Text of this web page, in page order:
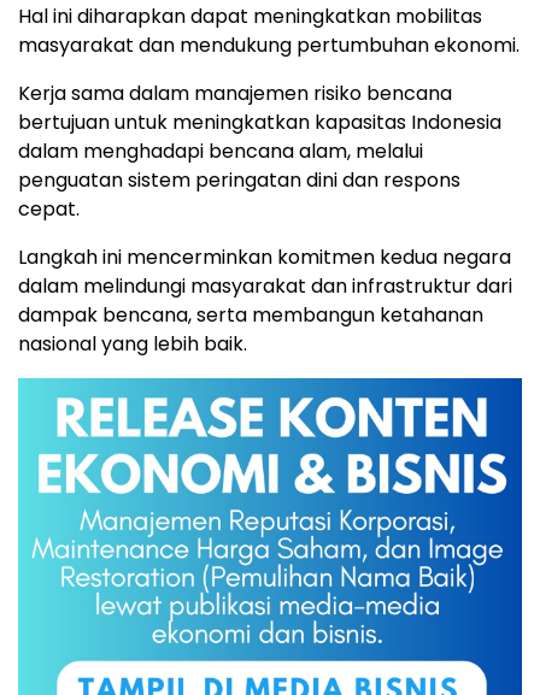
Hal ini diharapkan dapat meningkatkan mobilitas
masyarakat dan mendukung pertumbuhan ekonomi.
Kerja sama dalam manajemen risiko bencana
bertujuan untuk meningkatkan kapasitas Indonesia
dalam menghadapi bencana alam, melalui
penguatan sistem peringatan dini dan respons
cepat.
Langkah ini mencerminkan komitmen kedua negara
dalam melindungi masyarakat dan infrastruktur dari
dampak bencana, serta membangun ketahanan
nasional yang lebih baik.